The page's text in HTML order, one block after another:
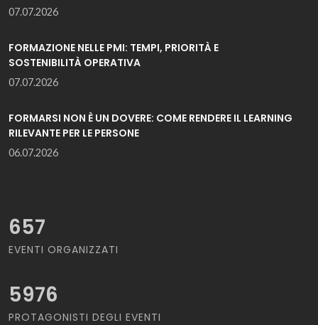
07.07.2026
FORMAZIONE NELLE PMI: TEMPI, PRIORITÀ E
SOSTENIBILITÀ OPERATIVA
07.07.2026
FORMARSI NON È UN DOVERE: COME RENDERE IL LEARNING
RILEVANTE PER LE PERSONE
06.07.2026
657
EVENTI ORGANIZZATI
5976
PROTAGONISTI DEGLI EVENTI